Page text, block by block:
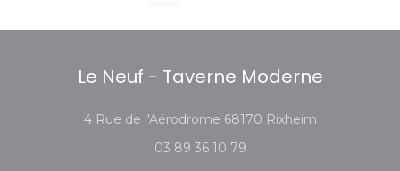
Le Neuf - Taverne Moderne
4 Rue de l'Aérodrome 68170 Rixheim((ouvre une
03 89 36 10 79